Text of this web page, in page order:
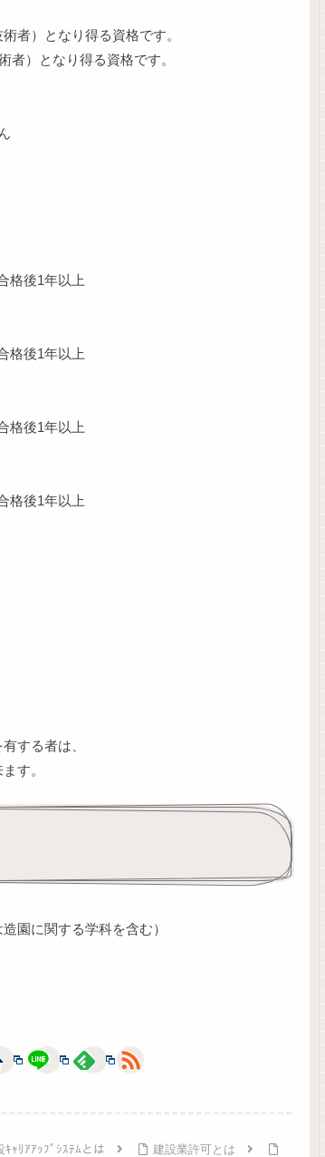
者）となり得る資格です。
者）となり得る資格です。
格後1年以上
格後1年以上
格後1年以上
格後1年以上
する者は、
す。
園に関する学科を含む）
ｷｬﾘｱｱｯﾌﾟｼｽﾃﾑとは 建設業許可とは